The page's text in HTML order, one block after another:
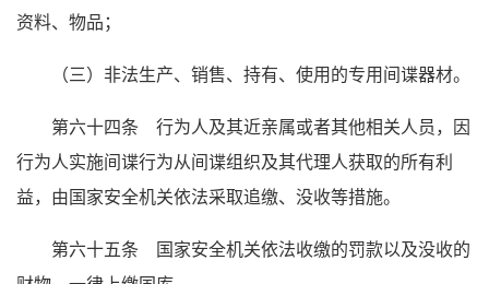
资料、物品；
（三）非法生产、销售、持有、使用的专用间谍器材。
第六十四条 行为人及其近亲属或者其他相关人员，因
行为人实施间谍行为从间谍组织及其代理人获取的所有利
益，由国家安全机关依法采取追缴、没收等措施。
第六十五条 国家安全机关依法收缴的罚款以及没收的